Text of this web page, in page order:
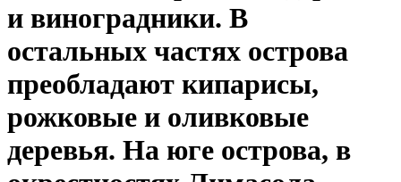
и виноградники. В
остальных частях острова
преобладают кипарисы,
рожковые и оливковые
деревья. На юге острова, в